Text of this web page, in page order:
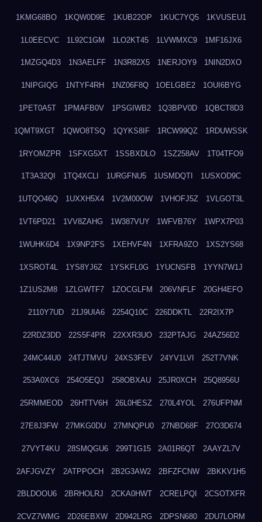
1KMG68BO 1KQW0D9E 1KUB22OP 1KUC7YQ5 1KVUSEU1
1L0EECVC 1L92C1GM 1LO2KT45 1LVWMXC9 1MF16JX6
1MZGQ4D3 1N3AELFF 1N3R82X5 1NERJOY9 1NIN2DXO
1NIPGIQG 1NTYF4RH 1NZ06F8Q 1OELGBE2 1OUI6BYG
1PET0A5T 1PMAFB0V 1PSGIWB2 1Q3BPV0D 1QBCT8D3
1QMT9XGT 1QWO8TSQ 1QYKS8IF 1RCW99QZ 1RDUWSSK
1RYOMZPR 1SFXG5XT 1SSBXDLO 1SZ258AV 1T04TFO9
1T3A32QI 1TQ4XCLI 1URGFNU5 1USMDQTI 1USXOD9C
1UTQO46Q 1UXXH5X4 1V2M00OW 1VHOFJ5Z 1VLGOT3L
1VT6PD21 1VV8ZAHG 1W387VUY 1WFVB76Y 1WPX7P03
1WUHK6D4 1X9NP2FS 1XEHVF4N 1XFRA9ZO 1XS2YS68
1XSROT4L 1YS8YJ6Z 1YSKFL0G 1YUCNSFB 1YYN7W1J
1Z1US2M8 1ZLGWTF7 1ZOCGLFM 206VNFLF 20GH4EFO
2110Y7UD 21J9UIA6 2254Q10C 226DDKTL 22R2IX7P
22RDZ3DD 22S5F4PR 22XXR3UO 232PTAJG 24AZ56D2
24MC44U0 24TJTMVU 24XS3FEV 24YV1LVI 252T7VNK
253A0XC6 254O5EQJ 258OBXAU 25JR0XCH 25Q8956U
25RMMEOD 26HTTV6H 26L0HESZ 270L4YOL 276UFPNM
27E8J3FW 27MKG0DU 27MNQPU0 27NBD68F 27O3D674
27VYT4KU 28SMQGU6 299T1G15 2A01R6QT 2AAYZL7V
2AFJGVZY 2ATPPOCH 2B2G3AW2 2BFZFCNW 2BKKV1H5
2BLDOOU6 2BRHOLRJ 2CKA0HWT 2CRELPQI 2CSOTXFR
2CVZ7WMG 2D26EBXW 2D942LRG 2DPSN680 2DU7LORM